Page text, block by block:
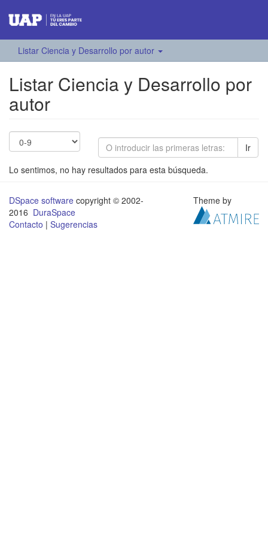
Listar Ciencia y Desarrollo por autor
Listar Ciencia y Desarrollo por
autor
Ir
Lo sentimos, no hay resultados para esta búsqueda.
DSpace software copyright © 2002-
2016 DuraSpace
Contacto | Sugerencias
Theme by